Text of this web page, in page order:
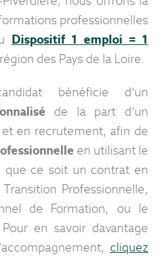
professionnelles
Dispositif 1 emploi = 1
des Pays de la Loire.
bénéficie d’un
de la part d’un
en recrutement, afin de
en utilisant le
que ce soit un contrat en
Professionnelle,
de Formation, ou le
en savoir davantage
cliquez